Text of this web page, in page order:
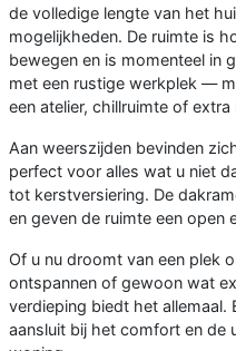
de volledige lengte van het
mogelijkheden. De ruimte is
bewegen en is momenteel in
met een rustige werkplek —
een atelier, chillruimte of extra
Aan weerszijden bevinden
perfect voor alles wat u niet
tot kerstversiering. De
en geven de ruimte een open
Of u nu droomt van een plek
ontspannen of gewoon wat
verdieping biedt het allemaal.
aansluit bij het comfort en de